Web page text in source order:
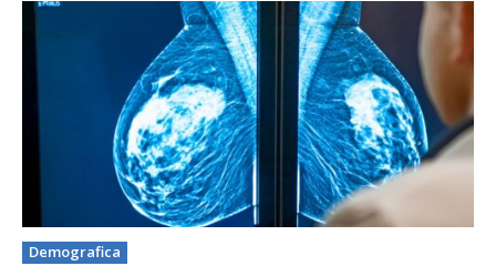
Demografica